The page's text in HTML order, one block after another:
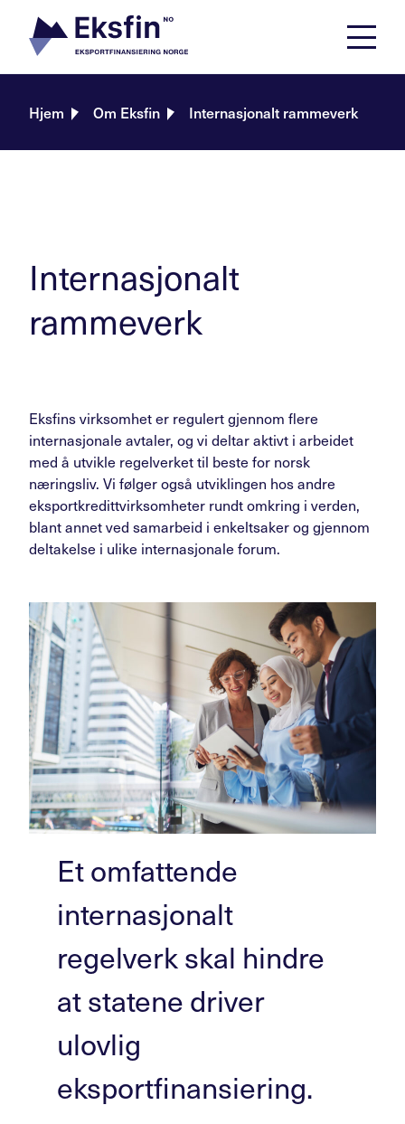
content
Hjem Om Eksfin Internasjonalt rammeverk
Internasjonalt
rammeverk
Eksfins virksomhet er regulert gjennom flere
internasjonale avtaler, og vi deltar aktivt i arbeidet
med å utvikle regelverket til beste for norsk
næringsliv. Vi følger også utviklingen hos andre
eksportkredittvirksomheter rundt omkring i verden,
blant annet ved samarbeid i enkeltsaker og gjennom
deltakelse i ulike internasjonale forum.
Et omfattende
internasjonalt
regelverk skal hindre
at statene driver
ulovlig
eksportfinansiering.